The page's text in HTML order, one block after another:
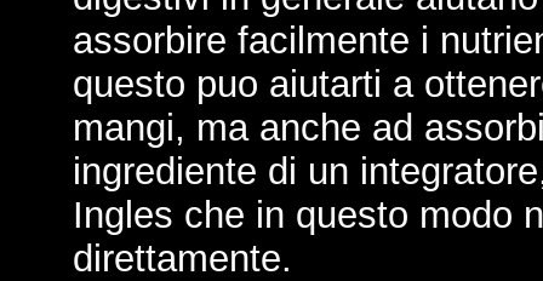
assorbire facilmente i
questo puo aiutarti a
mangi, ma anche ad
ingrediente di un
Ingles che in questo modo
direttamente.